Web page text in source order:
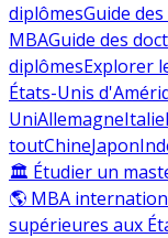
diplômesGuide
MBAGuide des
diplômesExplorer
États-Unis
UniAllemagneItalie
toutChineJapon
🏛 Étudier un
🌎 MBA
supérieures aux